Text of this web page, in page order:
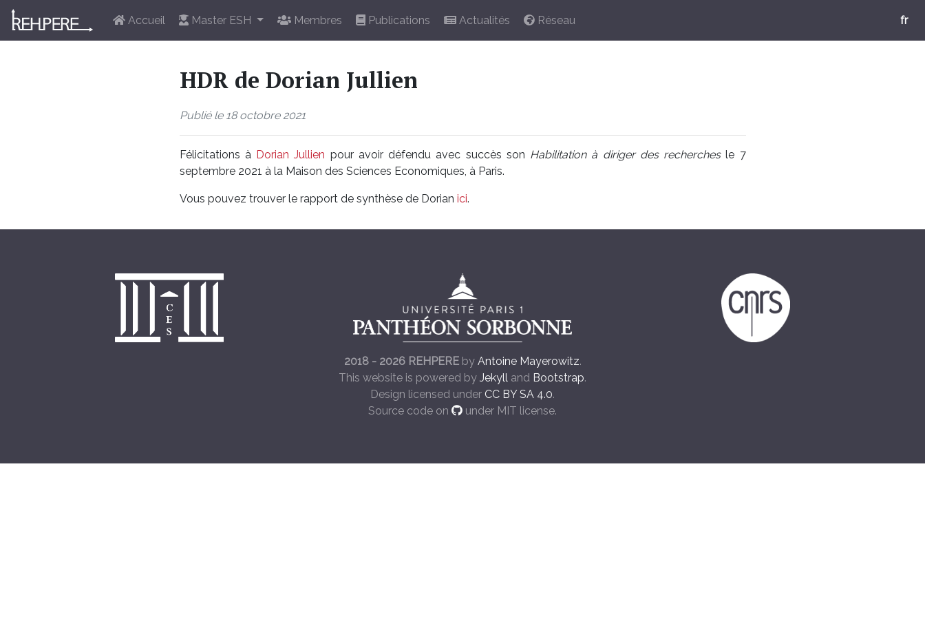
Accueil Master ESH Membres Publications Actualités Réseau fr
HDR de Dorian Jullien
Publié le 18 octobre 2021
Félicitations à Dorian Jullien pour avoir défendu avec succès son Habilitation à diriger des recherchesle 7
septembre 2021 à la Maison des Sciences Economiques, à Paris.
Vous pouvez trouver le rapport de synthèse de Dorian ici.
2018 - 2026 REHPEREby Antoine Mayerowitz.
This website is powered by Jekyll and Bootstrap.
Design licensed under CC BY SA 4.0.
Source code on
under MIT license.